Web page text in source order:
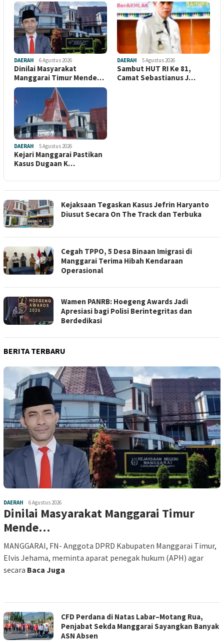
DAERAH 6 Agustus 2026
Dinilai Masyarakat
Manggarai Timur Mende…
DAERAH 5 Agustus 2026
Sambut HUT RI Ke 81,
Camat Sebastianus J…
DAERAH 5 Agustus 2026
Kejari Manggarai Pastikan
Kasus Dugaan K…
Kejaksaan Tegaskan Kasus Jefrin Haryanto
Diusut Secara On The Track dan Terbuka
Cegah TPPO, 5 Desa Binaan Imigrasi di
Manggarai Terima Hibah Kendaraan
Operasional
Wamen PANRB: Hoegeng Awards Jadi
Apresiasi bagi Polisi Berintegritas dan
Berdedikasi
BERITA TERBARU
DAERAH 6 Agustus 2026
Dinilai Masyarakat Manggarai Timur
Mende…
MANGGARAI, FN- Anggota DPRD Kabupaten Manggarai Timur,
Elvis Jehama, meminta aparat penegak hukum (APH) agar
secara Baca Juga
CFD Perdana di Natas Labar–Motang Rua,
Penjabat Sekda Manggarai Sayangkan Banyak
ASN Absen